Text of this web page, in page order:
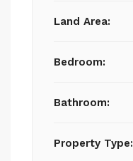
Land Area:
Bedroom:
Bathroom:
Property Type: